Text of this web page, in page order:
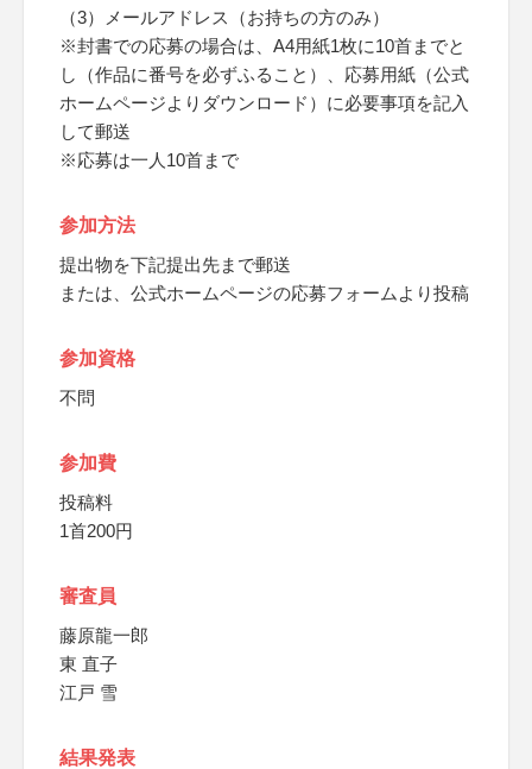
（3）メールアドレス（お持ちの方のみ）
※封書での応募の場合は、A4用紙1枚に10首までと
し（作品に番号を必ずふること）、応募用紙（公式
ホームページよりダウンロード）に必要事項を記入
して郵送
※応募は一人10首まで
参加方法
提出物を下記提出先まで郵送
または、公式ホームページの応募フォームより投稿
参加資格
不問
参加費
投稿料
1首200円
審査員
藤原龍一郎
東 直子
江戸 雪
結果発表